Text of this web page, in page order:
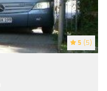
5 (5)